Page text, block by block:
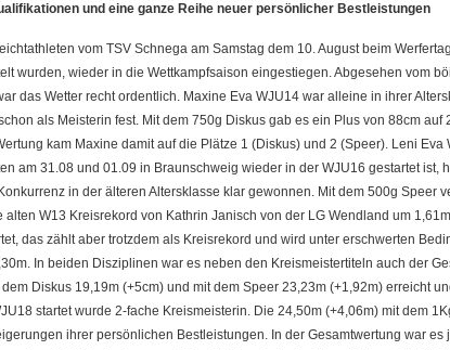
und eine ganze Reihe neuer persönlicher Bestleistungen
vom TSV Schnega am Samstag dem 10. August beim
wurden, wieder in die Wettkampfsaison eingestiegen. Abgesehen vom
das Wetter recht ordentlich. Maxine Eva WJU14 war alleine in ihrer
als Meisterin fest. Mit dem 750g Diskus gab es ein Plus von 88cm
kam Maxine damit auf die Plätze 1 (Diskus) und 2 (Speer). Leni Eva
am 31.08 und 01.09 in Braunschweig wieder in der WJU16 gestartet ist,
in der älteren Altersklasse klar gewonnen. Mit dem 500g Speer
W13 Kreisrekord von Kathrin Janisch von der LG Wendland um
das zählt aber trotzdem als Kreisrekord und wird unter erschwerten
In beiden Disziplinen war es neben den Kreismeistertiteln auch der
Diskus 19,19m (+5cm) und mit dem Speer 23,23m (+1,92m) erreicht
startet wurde 2-fache Kreismeisterin. Die 24,50m (+4,06m) mit dem
ihrer persönlichen Bestleistungen. In der Gesamtwertung war es